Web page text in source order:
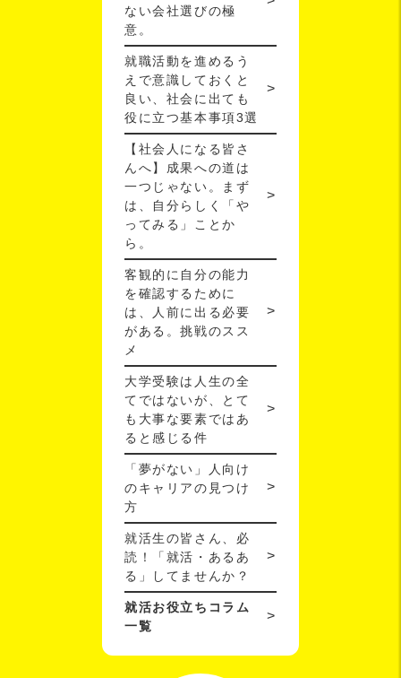
ない会社選びの極
意。
就職活動を進めるう
えで意識しておくと
良い、社会に出ても
役に立つ基本事項3選
【社会人になる皆さ
んへ】成果への道は
一つじゃない。まず
は、自分らしく「や
ってみる」ことか
ら。
客観的に自分の能力
を確認するために
は、人前に出る必要
がある。挑戦のスス
メ
大学受験は人生の全
てではないが、とて
も大事な要素ではあ
ると感じる件
「夢がない」人向け
のキャリアの見つけ
方
就活生の皆さん、必
読！「就活・あるあ
る」してませんか？
就活お役立ちコラム
一覧